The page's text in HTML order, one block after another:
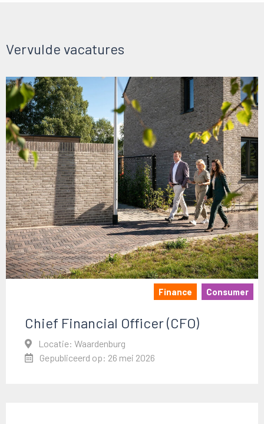
Vervulde vacatures
Finance Consumer
Chief Financial Officer (CFO)
Locatie: Waardenburg
Gepubliceerd op: 26 mei 2026